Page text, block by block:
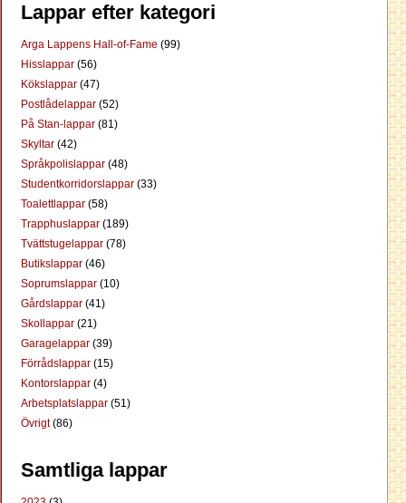
Lappar efter kategori
Arga Lappens Hall-of-Fame (99)
Hisslappar (56)
Kökslappar (47)
Postlådelappar (52)
På Stan-lappar (81)
Skyltar (42)
Språkpolislappar (48)
Studentkorridorslappar (33)
Toalettlappar (58)
Trapphuslappar (189)
Tvättstugelappar (78)
Butikslappar (46)
Soprumslappar (10)
Gårdslappar (41)
Skollappar (21)
Garagelappar (39)
Förrådslappar (15)
Kontorslappar (4)
Arbetsplatslappar (51)
Övrigt(86)
Samtliga lappar